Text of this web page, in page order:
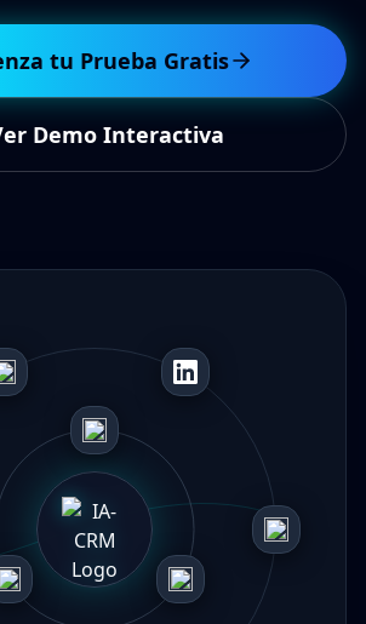
tu Prueba Gratis
Demo Interactiva